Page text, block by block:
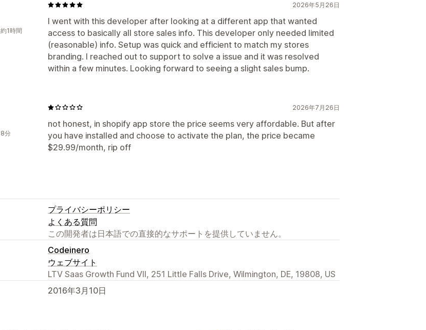
2026年5月26日
I went with this developer after looking at a different app that wanted
access to basically all store sales info. This developer only needed limited
(reasonable) info. Setup was quick and efficient to match my stores
branding. I reached out to support to solve a issue and it was resolved
within a few minutes. Looking forward to seeing a slight sales bump.
1時間
2026年7月26日
not honest, in shopify app store the price seems very affordable. But after
you have installed and choose to activate the plan, the price became
$29.99/month, rip off
分
プライバシーポリシー
よくある質問
この開発者は日本語での直接的なサポートを提供していません。
Codeinero
ウェブサイト
LTV Saas Growth Fund VII, 251 Little Falls Drive, Wilmington, DE, 19808, US
2016年3月10日